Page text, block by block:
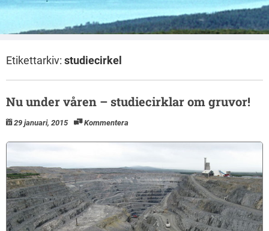
Uranprospektering
Etikettarkiv: studiecirkel
Nu under våren – studiecirklar om gruvor!
29 januari, 2015 Kommentera